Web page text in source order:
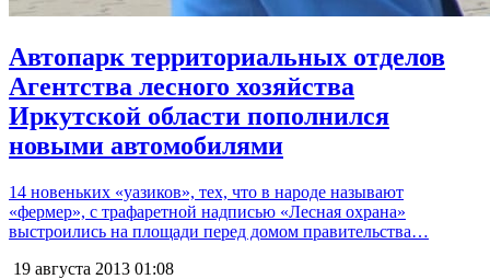
Автопарк территориальных отделов
Агентства лесного хозяйства
Иркутской области пополнился
новыми автомобилями
14 новеньких «уазиков», тех, что в народе называют
«фермер», с трафаретной надписью «Лесная охрана»
выстроились на площади перед домом правительства…
19 августа 2013 01:08